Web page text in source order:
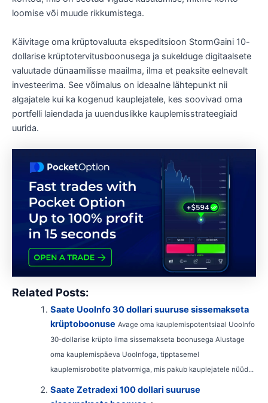
loomise või muude rikkumistega.
Käivitage oma krüptovaluuta ekspeditsioon StormGaini 10-
dollarise krüptotervitusboonusega ja sukelduge digitaalsete
valuutade dünaamilisse maailma, ilma et peaksite eelnevalt
investeerima. See võimalus on ideaalne lähtepunkt nii
algajatele kui ka kogenud kauplejatele, kes soovivad oma
portfelli laiendada ja uuenduslikke kauplemisstrateegiaid
uurida.
Related Posts:
Saate UooInfo 30 dollari suuruse sissemakseta
krüptoboonuse Avage oma kauplemispotentsiaal UooInfo
30-dollarise krüpto ilma sissemakseta boonusega Alustage
oma kauplemispäeva UooInfoga, tipptasemel
kauplemisrobotite platvormiga, mis pakub kauplejatele nüüd...
Saate Zetradexi 100 dollari suuruse